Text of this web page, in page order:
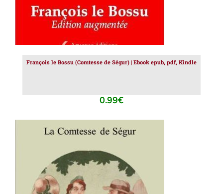
François le Bossu (Comtesse de Ségur) | Ebook epub, pdf, Kindle
0.99€